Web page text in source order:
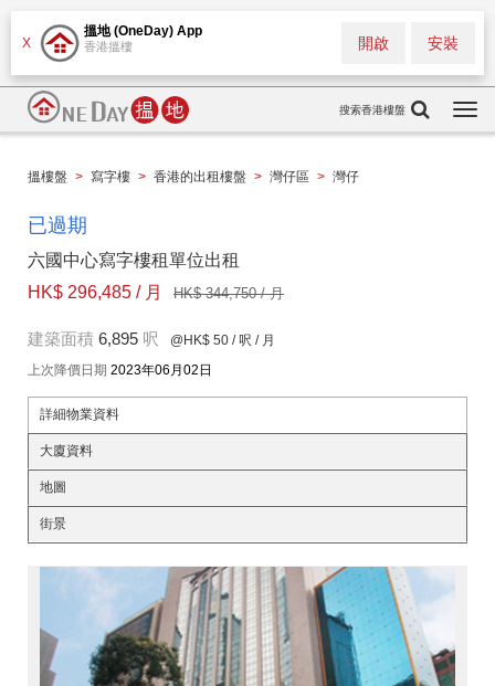
X
搵地 (OneDay) App
香港搵樓 安裝
開啟
搜索香港樓盤
搵樓盤 > 寫字樓 > 香港的出租樓盤 > 灣仔區 > 灣仔
已過期
六國中心寫字樓租單位出租
HK$ 296,485 / 月
HK$ 344,750 / 月
建築面積 6,895 呎 @HK$ 50 / 呎 / 月
上次降價日期 2023年06月02日
詳細物業資料
大廈資料
地圖
街景